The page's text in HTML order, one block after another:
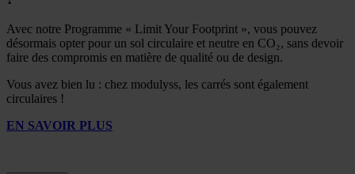
Avec notre Programme « Limit Your Footprint », vous pouvez
désormais opter pour un sol circulaire et neutre en CO₂, sans devoir
faire des compromis en matière de qualité ou de design.
Vous avez bien lu : chez modulyss, les carrés sont également
circulaires !
EN SAVOIR PLUS